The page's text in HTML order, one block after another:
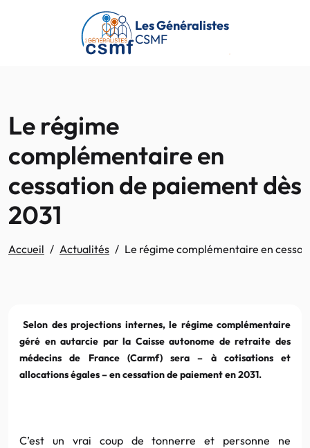
Passer au contenu principal
Les Généralistes
CSMF
Le régime
complémentaire en
cessation de paiement dès
2031
Accueil Actualités Le régime complémentaire en
Selon des projections internes, le régime complémentaire
géré en autarcie par la Caisse autonome de retraite des
médecins de France (Carmf) sera – à cotisations et
allocations égales – en cessation de paiement en 2031.
C’est un vrai coup de tonnerre et personne ne